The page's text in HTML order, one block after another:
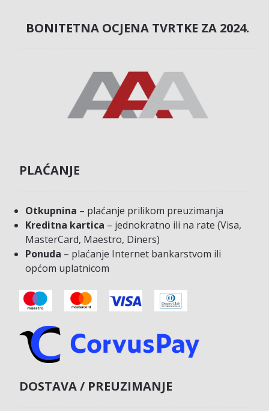
BONITETNA OCJENA TVRTKE ZA 2024.
PLAĆANJE
Otkupnina – plaćanje prilikom preuzimanja
Kreditna kartica – jednokratno ili na rate (Visa,
MasterCard, Maestro, Diners)
Ponuda – plaćanje Internet bankarstvom ili
općom uplatnicom
DOSTAVA / PREUZIMANJE